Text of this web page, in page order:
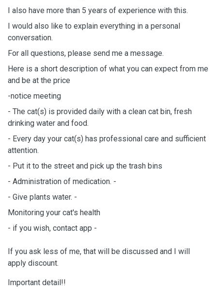
I also have more than 5 years of experience with this.
I would also like to explain everything in a personal
conversation.
For all questions, please send me a message.
Here is a short description of what you can expect from me
and be at the price
-notice meeting
- The cat(s) is provided daily with a clean cat bin, fresh
drinking water and food.
- Every day your cat(s) has professional care and sufficient
attention.
- Put it to the street and pick up the trash bins
- Administration of medication. -
- Give plants water. -
Monitoring your cat's health
- if you wish, contact app -
If you ask less of me, that will be discussed and I will
apply discount.
Important detail!!